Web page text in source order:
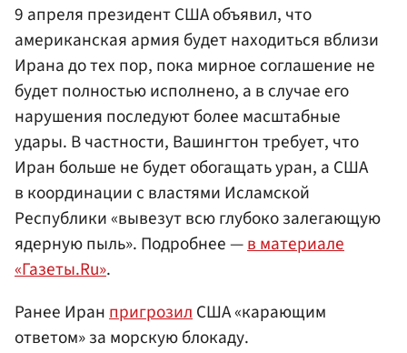
9 апреля президент США объявил, что
американская армия будет находиться вблизи
Ирана до тех пор, пока мирное соглашение не
будет полностью исполнено, а в случае его
нарушения последуют более масштабные
удары. В частности, Вашингтон требует, что
Иран больше не будет обогащать уран, а США
в координации с властями Исламской
Республики «вывезут всю глубоко залегающую
ядерную пыль». Подробнее —в материале
«Газеты.Ru».
Ранее ИранпригрозилСША «карающим
ответом» за морскую блокаду.